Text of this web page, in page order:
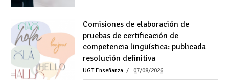
Comisiones de elaboración de
pruebas de certificación de
competencia lingüística: publicada
resolución definitiva
UGT Enseñanza 07/08/2026